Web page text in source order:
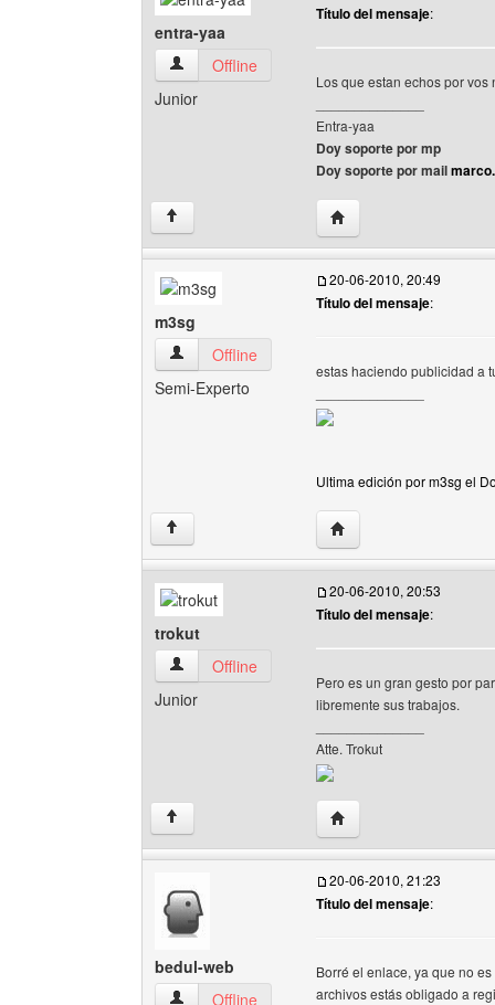
entra-yaa
entra-yaa Ver perfil del usuario
Offline
Junior
Título del mensaje:
Los que estan echos por vos
Entra-yaa
Doy soporte por mp
Doy soporte por mail
↑ Visitar sitio web del
m3sg
m3sg Ver perfil del usuario
Offline
Semi-Experto
20-06-2010, 20:49
Título del mensaje:
estas haciendo publicidad a
Ultima edición por m3sg el
↑ Visitar sitio web del
trokut
trokut Ver perfil del usuario
Offline
Junior
20-06-2010, 20:53
Título del mensaje:
Pero es un gran gesto por
libremente sus trabajos.
Atte. Trokut
↑ Visitar sitio web del
bedul-web
bedul-web Ver perfil del usuario
Offline
20-06-2010, 21:23
Título del mensaje:
Borré el enlace, ya que no
archivos estás obligado a